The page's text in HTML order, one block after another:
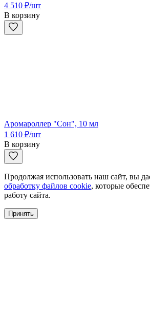
4 510 ₽/шт
В корзину
Аромароллер "Сон", 10 мл
1 610 ₽/шт
В корзину
Продолжая использовать наш сайт, вы
обработку файлов cookie, которые
работу сайта.
Принять